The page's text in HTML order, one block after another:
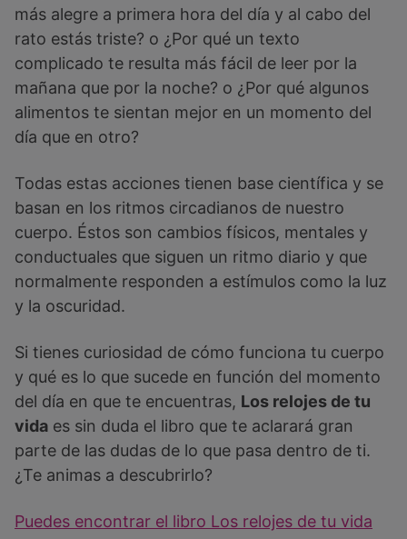
más alegre a primera hora del día y al cabo del
rato estás triste? o ¿Por qué un texto
complicado te resulta más fácil de leer por la
mañana que por la noche? o ¿Por qué algunos
alimentos te sientan mejor en un momento del
día que en otro?
Todas estas acciones tienen base científica y se
basan en los ritmos circadianos de nuestro
cuerpo. Éstos son cambios físicos, mentales y
conductuales que siguen un ritmo diario y que
normalmente responden a estímulos como la luz
y la oscuridad.
Si tienes curiosidad de cómo funciona tu cuerpo
y qué es lo que sucede en función del momento
del día en que te encuentras, Los relojes de tu
vida es sin duda el libro que te aclarará gran
parte de las dudas de lo que pasa dentro de ti.
¿Te animas a descubrirlo?
Puedes encontrar el libro Los relojes de tu vida